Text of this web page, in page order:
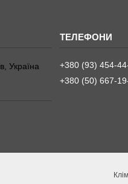
Україна
+380 (93) 454-
+380 (50) 667-